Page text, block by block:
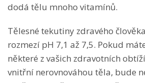
dodá tělu mnoho vitamínů.
Tělesné tekutiny zdravého
rozmezí pH 7,1 až 7,5. Pokud
některé z vašich zdravotních
vnitřní nerovnováhou těla, bude